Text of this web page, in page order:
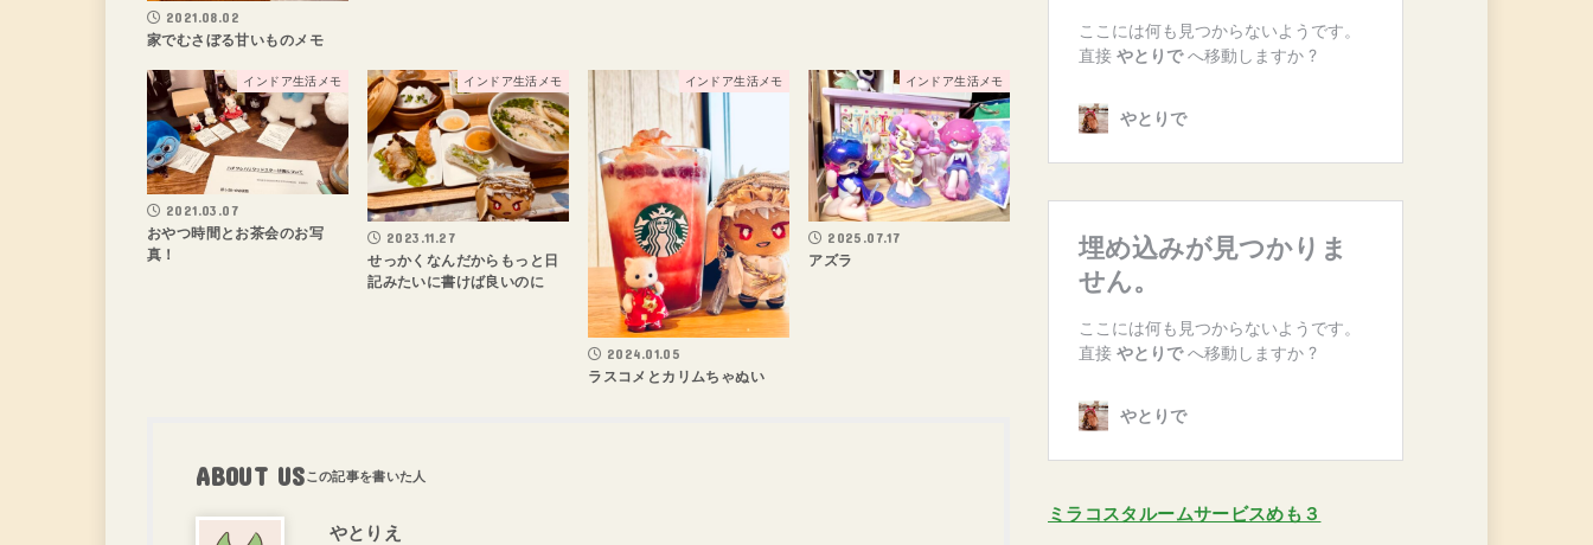
2021.08.02
家でむさぼる甘いものメモ
インドア生活メモ
2021.03.07
おやつ時間とお茶会のお写
真！
インドア生活メモ
2023.11.27
せっかくなんだからもっと日
記みたいに書けば良いのに
インドア生活メモ
2024.01.05
ラスコメとカリムちゃぬい
インドア生活メモ
2025.07.17
アズラ
ABOUT US
やとりえ
ミラコスタルームサービスめも３